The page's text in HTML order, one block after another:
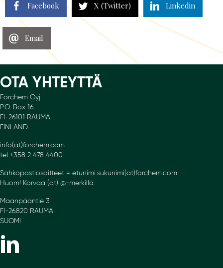
Facebook X (Twitter) Linkedin
Email
OTA YHTEYTTÄ
Forchem Oyj
P.O. Box 16.
FI-26101 RAUMA
FINLAND
info(at)forchem.com
tel +358 2 478 4400
Sähköpostiosoitteet = etunimi.sukunimi(at)forchem.com
Huom! Korvaa (at) @-merkillä.
Maanpääntie 3
FI-26820 RAUMA
SUOMI